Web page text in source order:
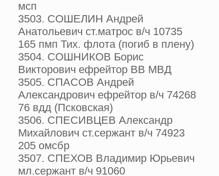
мсп
3503. СОШЕЛИН Андрей
Анатольевич ст.матрос в/ч 10735
165 пмп Тих. флота (погиб в плену)
3504. СОШНИКОВ Борис
Викторович ефрейтор ВВ МВД
3505. СПАСОВ Андрей
Александрович ефрейтор в/ч 74268
76 вдд (Псковская)
3506. СПЕСИВЦЕВ Александр
Михайлович ст.сержант в/ч 74923
205 омсбр
3507. СПЕХОВ Владимир Юрьевич
мл.сержант в/ч 91060